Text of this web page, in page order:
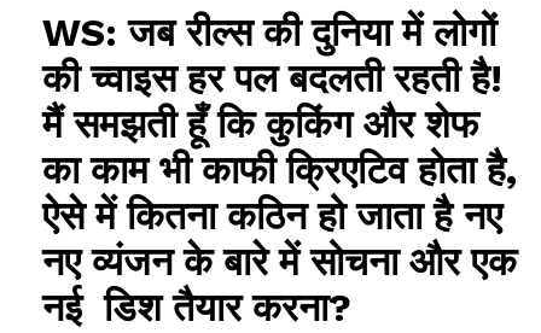
WS: जब रील्स की दुनिया में लोगों
की च्वाइस हर पल बदलती रहती है!
मैं समझती हूँ कि कुकिंग और शेफ
का काम भी काफी क्रिएटिव होता है,
ऐसे में कितना कठिन हो जाता है नए
नए व्यंजन के बारे में सोचना और एक
नई डिश तैयार करना?